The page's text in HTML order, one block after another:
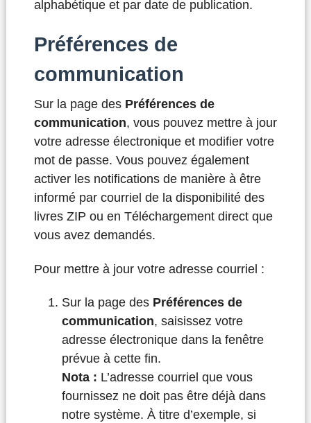
alphabétique et par date de publication.
Préférences de
communication
Sur la page des Préférences de
communication, vous pouvez mettre à jour
votre adresse électronique et modifier votre
mot de passe. Vous pouvez également
activer les notifications de manière à être
informé par courriel de la disponibilité des
livres ZIP ou en Téléchargement direct que
vous avez demandés.
Pour mettre à jour votre adresse courriel :
Sur la page des Préférences de
communication, saisissez votre
adresse électronique dans la fenêtre
prévue à cette fin.
Nota : L’adresse courriel que vous
fournissez ne doit pas être déjà dans
notre système. À titre d’exemple, si